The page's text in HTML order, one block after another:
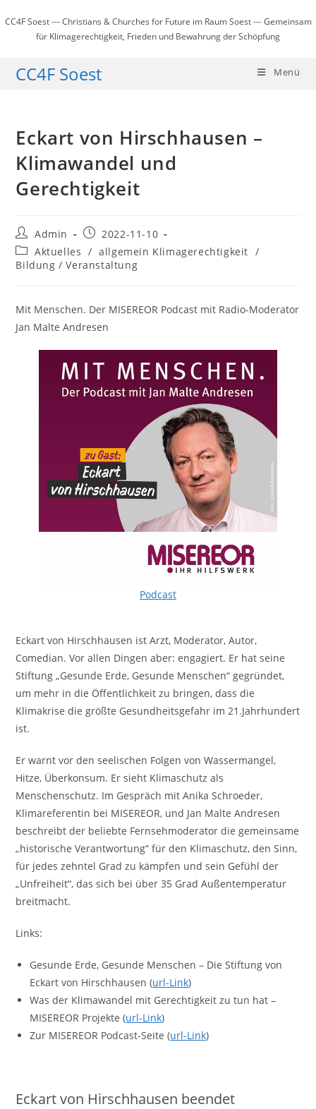
Inhalt
springen
CC4F Soest --- Christians & Churches for Future im Raum Soest --- Gemeinsam
für Klimagerechtigkeit, Frieden und Bewahrung der Schöpfung
CC4F Soest Menü
Eckart von Hirschhausen –
Klimawandel und
Gerechtigkeit
Beitrags-
Autor:
Admin
Beitrag
veröffentlicht:
2022-11-10
Beitrags-
Kategorie:
Aktuelles / allgemein Klimagerechtigkeit /
Bildung / Veranstaltung
Mit Menschen. Der MISEREOR Podcast mit Radio-Moderator
Jan Malte Andresen
Podcast
Eckart von Hirschhausen ist Arzt, Moderator, Autor,
Comedian. Vor allen Dingen aber: engagiert. Er hat seine
Stiftung „Gesunde Erde, Gesunde Menschen“ gegründet,
um mehr in die Öffentlichkeit zu bringen, dass die
Klimakrise die größte Gesundheitsgefahr im 21.Jahrhundert
ist.
Er warnt vor den seelischen Folgen von Wassermangel,
Hitze, Überkonsum. Er sieht Klimaschutz als
Menschenschutz. Im Gespräch mit Anika Schroeder,
Klimareferentin bei MISEREOR, und Jan Malte Andresen
beschreibt der beliebte Fernsehmoderator die gemeinsame
„historische Verantwortung“ für den Klimaschutz, den Sinn,
für jedes zehntel Grad zu kämpfen und sein Gefühl der
„Unfreiheit“, das sich bei über 35 Grad Außentemperatur
breitmacht.
Links:
Gesunde Erde, Gesunde Menschen – Die Stiftung von
Eckart von Hirschhausen (url-Link)
Was der Klimawandel mit Gerechtigkeit zu tun hat –
MISEREOR Projekte (url-Link)
Zur MISEREOR Podcast-Seite (url-Link)
Eckart von Hirschhausen beendet